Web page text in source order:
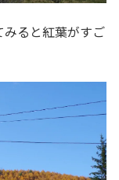
みると紅葉がすご